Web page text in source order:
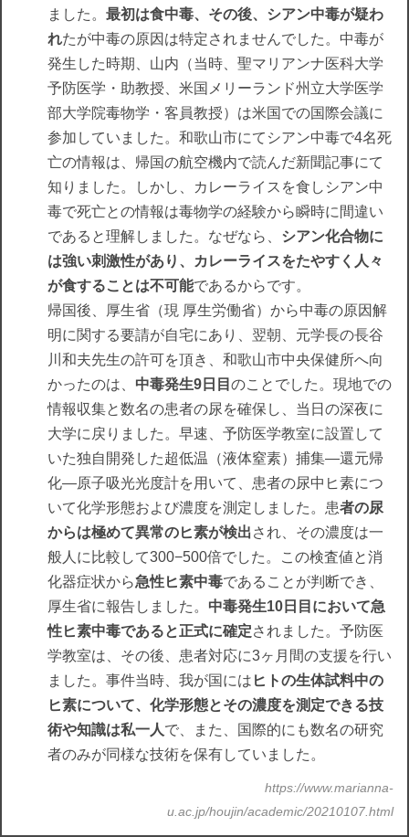
ました。 最初は食中毒、その後、シアン中毒が疑わ
れたが中毒の原因は特定されませんでした。中毒が
発生した時期、山内（当時、聖マリアンナ医科大学
予防医学・助教授、米国メリーランド州立大学医学
部大学院毒物学・客員教授）は米国での国際会議に
参加していました。和歌山市にてシアン中毒で4名死
亡の情報は、帰国の航空機内で読んだ新聞記事にて
知りました。しかし、カレーライスを食しシアン中
毒で死亡との情報は毒物学の経験から瞬時に間違い
であると理解しました。なぜなら、 シアン化合物に
は強い刺激性があり、カレーライスをたやすく人々
が食することは不可能であるからです。
帰国後、厚生省（現 厚生労働省）から中毒の原因解
明に関する要請が自宅にあり、翌朝、元学長の長谷
川和夫先生の許可を頂き、和歌山市中央保健所へ向
かったのは、 中毒発生9日目 のことでした。現地での
情報収集と数名の患者の尿を確保し、当日の深夜に
大学に戻りました。早速、予防医学教室に設置して
いた独自開発した超低温（液体窒素）捕集―還元帰
化―原子吸光光度計を用いて、患者の尿中ヒ素につ
いて化学形態および濃度を測定しました。患者の尿
からは極めて異常のヒ素が検出され、その濃度は一
般人に比較して300−500倍でした。この検査値と消
化器症状から急性ヒ素中毒であることが判断でき、
厚生省に報告しました。 中毒発生10日目において急
性ヒ素中毒であると正式に確定されました。予防医
学教室は、その後、患者対応に3ヶ月間の支援を行い
ました。事件当時、我が国には ヒトの生体試料中の
ヒ素について、化学形態とその濃度を測定できる技
術や知識は私一人で、また、国際的にも数名の研究
者のみが同様な技術を保有していました。
https://www.marianna-
u.ac.jp/houjin/academic/20210107.html